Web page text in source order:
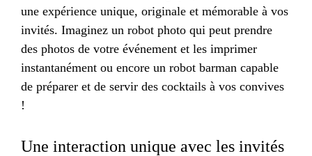
une expérience unique, originale et mémorable à vos
invités. Imaginez un robot photo qui peut prendre
des photos de votre événement et les imprimer
instantanément ou encore un robot barman capable
de préparer et de servir des cocktails à vos convives
!
Une interaction unique avec les invités